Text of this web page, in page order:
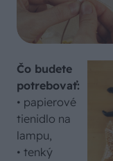
Čo budete
potrebovať:
• papierové
tienidlo na
lampu,
• tenký